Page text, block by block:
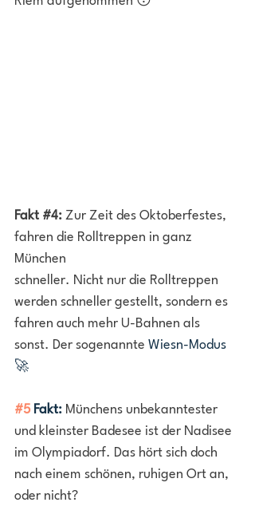
Fakt #4: Zur Zeit des Oktoberfestes,
fahren die Rolltreppen in ganz
München
schneller. Nicht nur die Rolltreppen
werden schneller gestellt, sondern es
fahren auch mehr U-Bahnen als
sonst. Der sogenannte Wiesn-Modus
🚀
#5 Fakt: Münchens unbekanntester
und kleinster Badesee ist der Nadisee
im Olympiadorf. Das hört sich doch
nach einem schönen, ruhigen Ort an,
oder nicht?